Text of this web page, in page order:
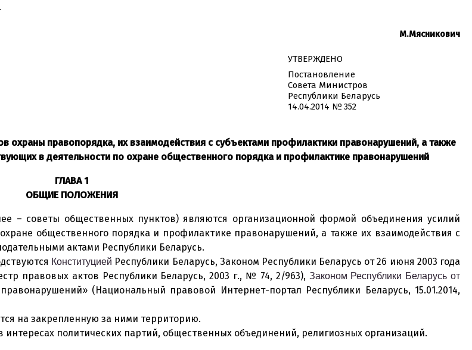
М.Мясникович
УТВЕРЖДЕНО
Постановление
Совета Министров
Республики Беларусь
14.04.2014 № 352
охраны правопорядка, их взаимодействия с субъектами профилактики правонарушений, а также
в деятельности по охране общественного порядка и профилактике правонарушений
ГЛАВА 1
ОБЩИЕ ПОЛОЖЕНИЯ
– советы общественных пунктов) являются организационной формой объединения усилий
общественного порядка и профилактике правонарушений, а также их взаимодействия с
актами Республики Беларусь.
Конституцией Республики Беларусь, Законом Республики Беларусь от 26 июня 2003 года
правовых актов Республики Беларусь, 2003 г., № 74, 2/963), Законом Республики Беларусь от
(Национальный правовой Интернет-портал Республики Беларусь, 15.01.2014,
на закрепленную за ними территорию.
политических партий, общественных объединений, религиозных организаций.